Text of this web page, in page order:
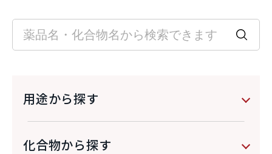
用途から探す
化合物から探す